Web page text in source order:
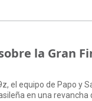
la Gran
el equipo de Papo y
en una revancha